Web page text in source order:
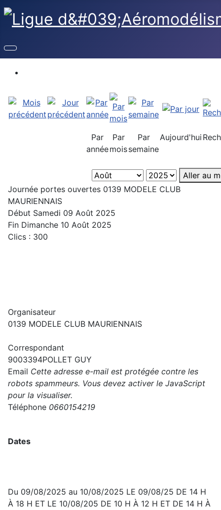
Par
année
Par
mois
Par
semaine
Aujourd'hui
Aller au
Journée portes ouvertes 0139 MODELE CLUB
MAURIENNAIS
Début Samedi 09 Août 2025
Fin Dimanche 10 Août 2025
Clics : 300
Organisateur
0139 MODELE CLUB MAURIENNAIS
Correspondant
9003394POLLET GUY
Email Cette adresse e-mail est protégée contre les
robots spammeurs. Vous devez activer le JavaScript
pour la visualiser.
Téléphone 0660154219
Dates
Du 09/08/2025 au 10/08/2025 LE 09/08/25 DE 14 H
À 18 H ET LE 10/08/205 DE 10 H À 12 H ET DE 14 H À